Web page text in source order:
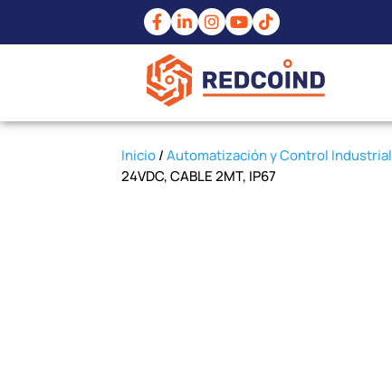
Inicio/Automatización y Control Industrial
24VDC, CABLE 2MT, IP67